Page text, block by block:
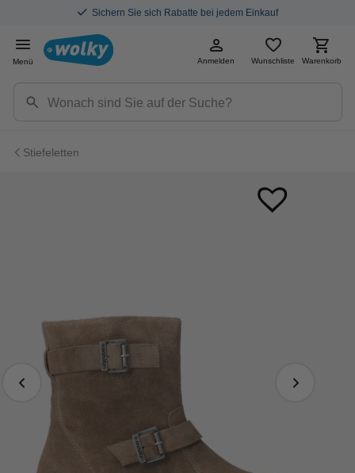
Sichern Sie sich Rabatte bei jedem Einkauf
Menü Anmelden Wunschliste Warenkorb
Stiefeletten